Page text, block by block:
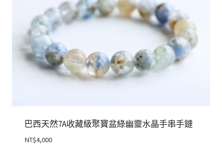
巴西天然7A收藏級聚寶盆綠幽靈水晶手串手鏈
NT$4,000